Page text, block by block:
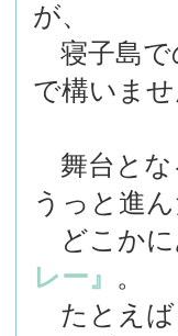
が、
寝子島で
で構いま
舞台とな
うっと進
どこかに
レー』 。
たとえば